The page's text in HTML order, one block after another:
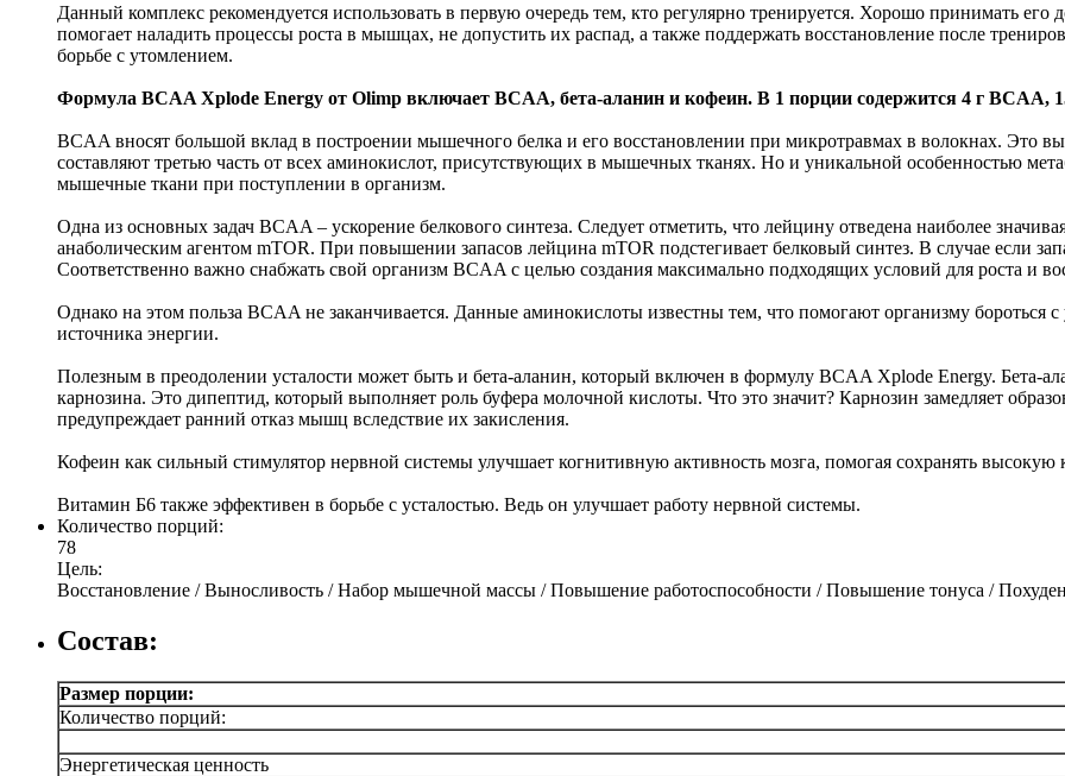
Данный комплекс рекомендуется использовать в первую очередь тем, кто регулярно тренируется. Хорошо принимать его
помогает наладить процессы роста в мышцах, не допустить их распад, а также поддержать восстановление после
борьбе с утомлением.
Формула BCAA Xplode Energy от Olimp включает BCAA, бета-аланин и кофеин. В 1 порции содержится 4 г BCAA,
BCAA вносят большой вклад в построении мышечного белка и его восстановлении при микротравмах в волокнах. Это
составляют третью часть от всех аминокислот, присутствующих в мышечных тканях. Но и уникальной особенностью
мышечные ткани при поступлении в организм.
Одна из основных задач BCAA – ускорение белкового синтеза. Следует отметить, что лейцину отведена наиболее
анаболическим агентом mTOR. При повышении запасов лейцина mTOR подстегивает белковый синтез. В случае если
Соответственно важно снабжать свой организм BCAA с целью создания максимально подходящих условий для роста и
Однако на этом польза BCAA не заканчивается. Данные аминокислоты известны тем, что помогают организму бороться с
источника энергии.
Полезным в преодолении усталости может быть и бета-аланин, который включен в формулу BCAA Xplode Energy. Бета-
карнозина. Это дипептид, который выполняет роль буфера молочной кислоты. Что это значит? Карнозин замедляет
предупреждает ранний отказ мышц вследствие их закисления.
Кофеин как сильный стимулятор нервной системы улучшает когнитивную активность мозга, помогая сохранять высокую
Витамин Б6 также эффективен в борьбе с усталостью. Ведь он улучшает работу нервной системы.
Количество порций:
78
Цель:
Восстановление / Выносливость / Набор мышечной массы / Повышение работоспособности / Повышение тонуса /
Состав:
Размер порции:
Количество порций:
Энергетическая ценность